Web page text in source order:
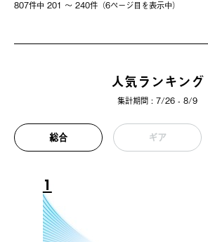
807件中 201 〜 240件（6ページ⽬を表⽰中）
人気ランキング
集計期間 : 7/26 - 8/9
総合 ギア
1